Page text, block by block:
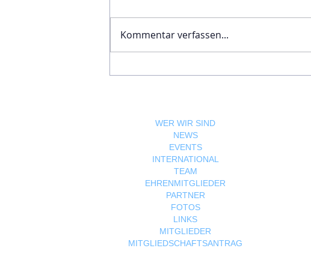
Ägypten und Österreich
Kommentar verfassen...
WER WIR SIND
NEWS
EVENTS
INTERNATIONAL
TEAM
EHRENMITGLIEDER
PARTNER
FOTOS
LINKS
MITGLIEDER
MITGLIEDSCHAFTSANTRAG